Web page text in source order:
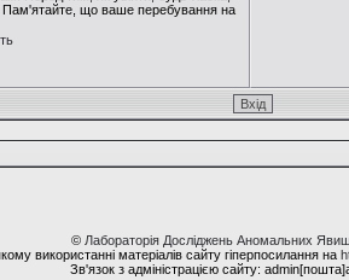
Пам'ятайте, що ваше перебування на
© Лабораторія Досліджень Аномальних Явищ
використанні матеріалів сайту гіперпосилання на
Зв'язок з адміністрацією сайту: